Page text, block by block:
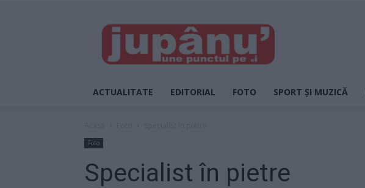
JUPÂNU'
ACTUALITATE EDITORIAL FOTO SPORT ȘI MUZICĂ
Foto
Specialist în pietre